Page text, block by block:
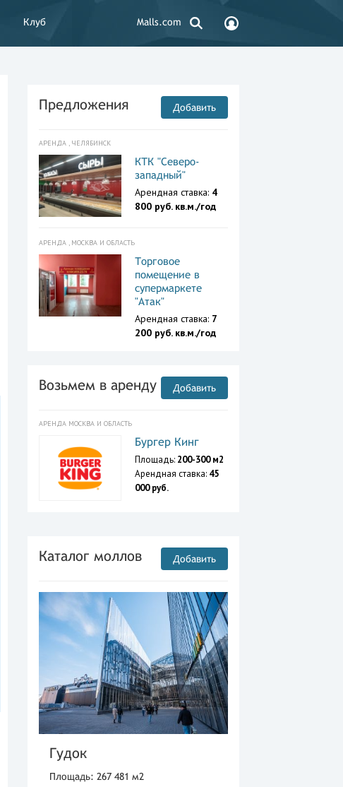
Клуб Malls.com
Предложения Добавить
АРЕНДА , ЧЕЛЯБИНСК
КТК "Северо-
западный"
Арендная ставка: 4
800 руб. кв.м./год
АРЕНДА , МОСКВА И ОБЛАСТЬ
Торговое
помещение в
супермаркете
"Атак"
Арендная ставка: 7
200 руб. кв.м./год
Возьмем в аренду Добавить
АРЕНДА МОСКВА И ОБЛАСТЬ
Бургер Кинг
Площадь: 200-300 м2
Арендная ставка: 45
000 руб.
Каталог моллов Добавить
Гудок
Площадь: 267 481 м2